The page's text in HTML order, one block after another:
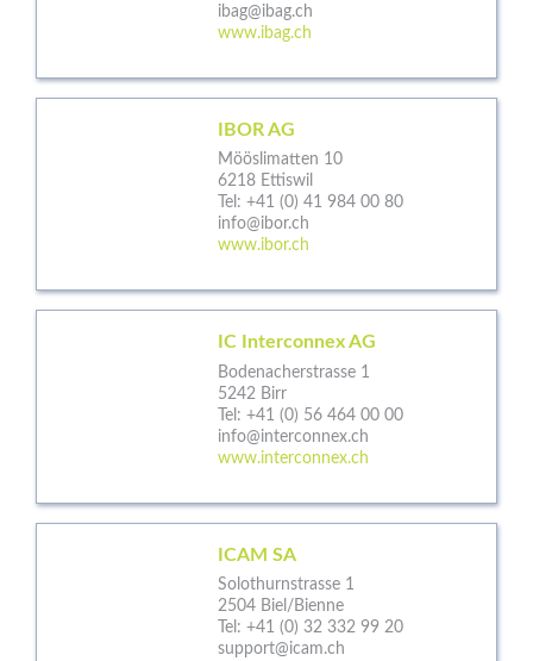
ibag@ibag.ch
www.ibag.ch
IBOR AG
Mööslimatten 10
6218 Ettiswil
Tel: +41 (0) 41 984 00 80
info@ibor.ch
www.ibor.ch
IC Interconnex AG
Bodenacherstrasse 1
5242 Birr
Tel: +41 (0) 56 464 00 00
info@interconnex.ch
www.interconnex.ch
ICAM SA
Solothurnstrasse 1
2504 Biel/Bienne
Tel: +41 (0) 32 332 99 20
support@icam.ch